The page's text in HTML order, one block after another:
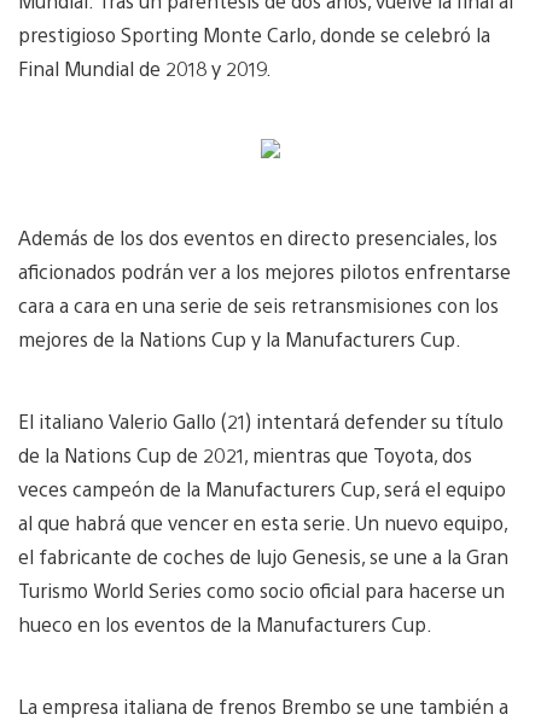
prestigioso Sporting Monte Carlo, donde se celebró la
Final Mundial de 2018 y 2019.
Además de los dos eventos en directo presenciales, los
aficionados podrán ver a los mejores pilotos enfrentarse
cara a cara en una serie de seis retransmisiones con los
mejores de la Nations Cup y la Manufacturers Cup.
El italiano Valerio Gallo (21) intentará defender su título
de la Nations Cup de 2021, mientras que Toyota, dos
veces campeón de la Manufacturers Cup, será el equipo
al que habrá que vencer en esta serie. Un nuevo equipo,
el fabricante de coches de lujo Genesis, se une a la Gran
Turismo World Series como socio oficial para hacerse un
hueco en los eventos de la Manufacturers Cup.
La empresa italiana de frenos Brembo se une también a